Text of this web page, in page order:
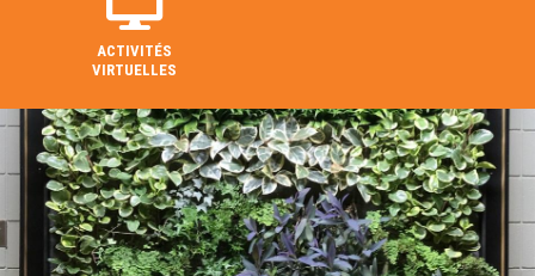
ACTIVITÉS
VIRTUELLES
RECHERCHE DANS LE RÉPERTOIRE